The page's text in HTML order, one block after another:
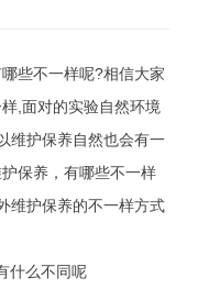
些不一样呢?相信大家
,面对的实验自然环境
维护保养自然也会有一
保养，有哪些不一样
维护保养的不一样方式